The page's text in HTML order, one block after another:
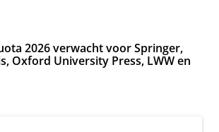
2026 verwacht voor Springer,
Oxford University Press, LWW en